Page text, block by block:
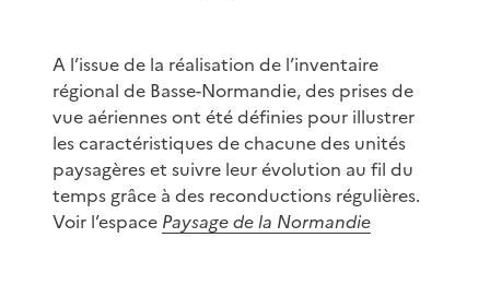
A l’issue de la réalisation de l’inventaire
régional de Basse-Normandie, des prises de
vue aériennes ont été définies pour illustrer
les caractéristiques de chacune des unités
paysagères et suivre leur évolution au fil du
temps grâce à des reconductions régulières.
Voir l’espace Paysage de la Normandie